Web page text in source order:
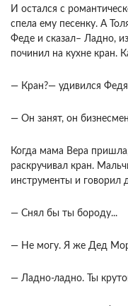
И остался с
спела ему песенку. А
Феде и сказал– Ладно,
починил на кухне кран.
— Кран?— удивился
— Он занят, он
Когда мама Вера
раскручивал кран.
инструменты и говорил
— Снял бы ты бороду...
— Не могу. Я же Дед
— Ладно-ладно. Ты